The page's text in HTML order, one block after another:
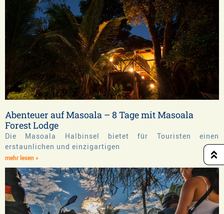
Abenteuer auf Masoala – 8 Tage mit Masoala
Forest Lodge
Die Masoala Halbinsel bietet für Touristen einen
erstaunlichen und einzigartigen
mehr lesen »